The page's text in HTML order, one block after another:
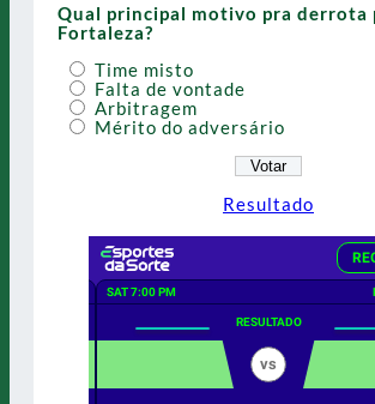
Qual principal motivo pra derrota
Fortaleza?
Time misto
Falta de vontade
Arbitragem
Mérito do adversário
Resultado